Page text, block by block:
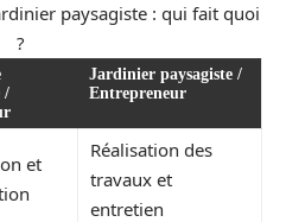
paysagiste : qui fait quoi
?
/
Jardinier paysagiste /
Entrepreneur
et
Réalisation des
travaux et
entretien